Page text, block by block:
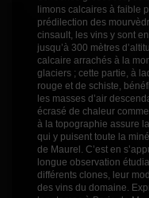
limons calcaires à faible
prédilection des
cinsault, les vins y sont
jusqu’à 300 mètres
calcaire arrachés à la
glaciers ; cette partie, à
rouge et de schiste,
les masses d’air
écrasé de chaleur
à la topographie assure
qui y puisent toute la
de Maurel. C’est en
longue observation
différents clones, leur
des vins du domaine.